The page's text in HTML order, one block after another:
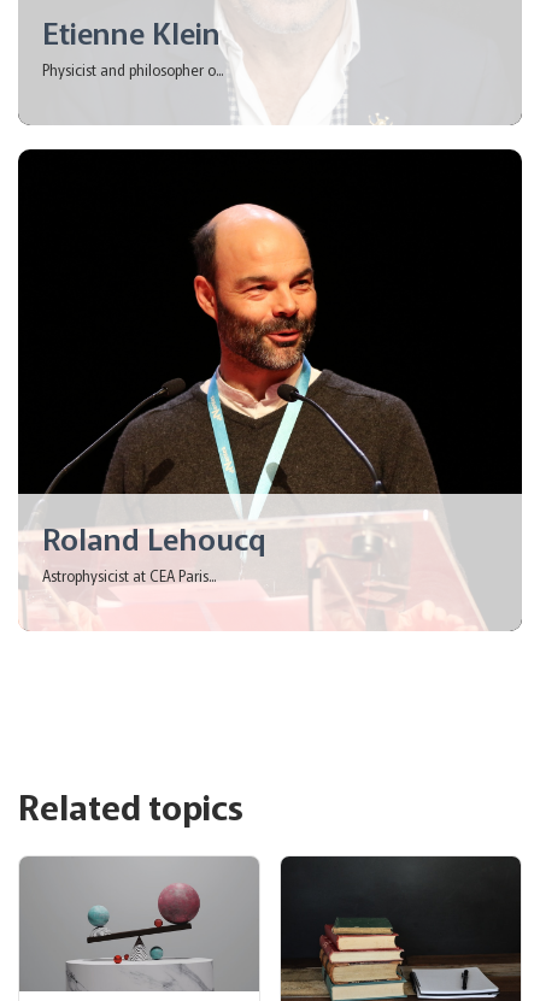
Etienne Klein
Physicist and philosopher o...
Roland Lehoucq
Astrophysicist at CEA Paris...
Related topics